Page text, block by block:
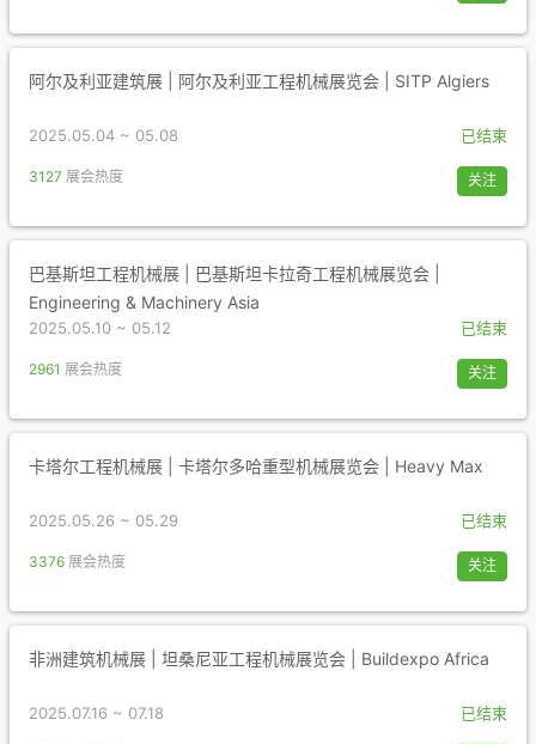
阿尔及利亚建筑展 | 阿尔及利亚工程机械展览会 | SITP Algiers
2025.05.04 ~ 05.08 已结束
3127 展会热度 关注
巴基斯坦工程机械展 | 巴基斯坦卡拉奇工程机械展览会 |
Engineering & Machinery Asia
2025.05.10 ~ 05.12 已结束
2961 展会热度 关注
卡塔尔工程机械展 | 卡塔尔多哈重型机械展览会 | Heavy Max
2025.05.26 ~ 05.29 已结束
3376 展会热度 关注
非洲建筑机械展 | 坦桑尼亚工程机械展览会 | Buildexpo Africa
2025.07.16 ~ 07.18 已结束